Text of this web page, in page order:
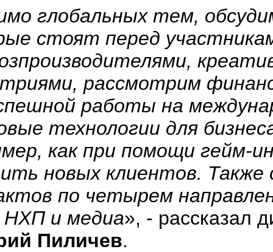
глобальных тем,
стоят перед
рассмотрим
работы на
технологии для
как при помощи гейм-
новых клиентов.
по четырем
НХП и медиа», - рассказал
Пиличев.